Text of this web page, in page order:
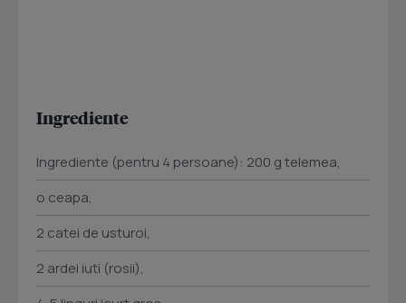
Ingrediente
Ingrediente (pentru 4 persoane): 200 g telemea,
o ceapa,
2 catei de usturoi,
2 ardei iuti (rosii),